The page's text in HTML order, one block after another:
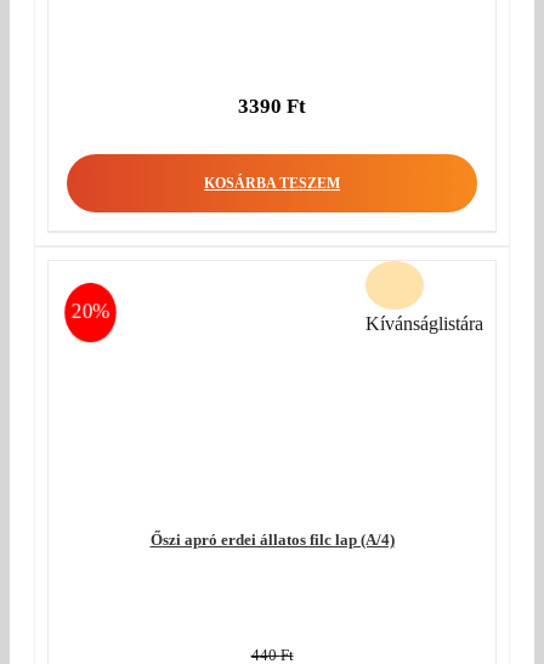
3390 Ft
KOSÁRBA TESZEM
20%
Őszi apró erdei állatos filc lap (A/4)
440Ft
Kívánságlistára